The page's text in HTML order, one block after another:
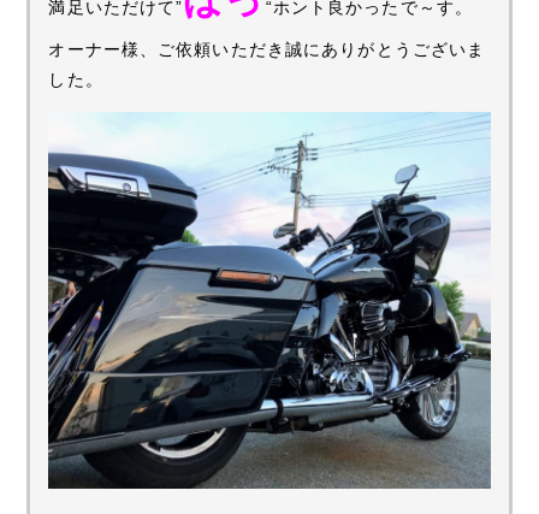
満足いただけて” “ホント良かったで～す。
オーナー様、ご依頼いただき誠にありがとうございま
した。